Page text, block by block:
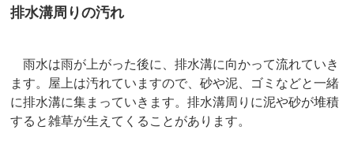
排水溝周りの汚れ
雨水は雨が上がった後に、排水溝に向かって流れていき
ます。屋上は汚れていますので、砂や泥、ゴミなどと一緒
に排水溝に集まっていきます。排水溝周りに泥や砂が堆積
すると雑草が生えてくることがあります。